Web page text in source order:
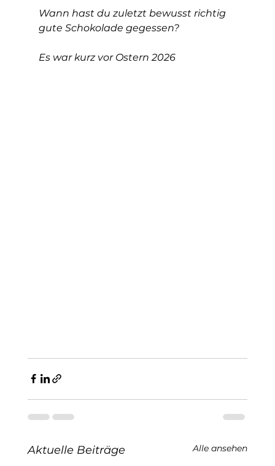
Wann hast du zuletzt bewusst richtig
gute Schokolade gegessen?
Es war kurz vor Ostern 2026
Aktuelle Beiträge Alle ansehen